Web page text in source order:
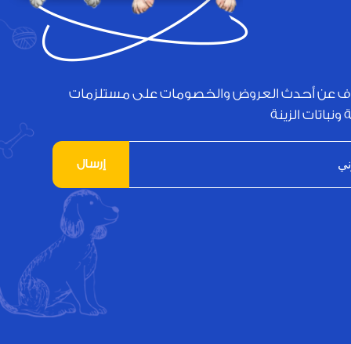
عن أحدث العروض والخصومات على مستلزمات
ونباتات الزينة
إرسال